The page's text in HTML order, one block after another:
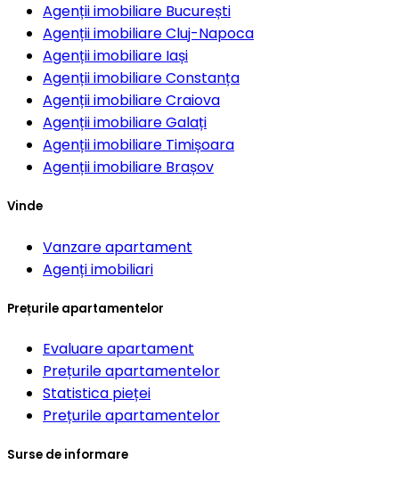
Agenții imobiliare București
Agenții imobiliareCluj-Napoca
Agenții imobiliare Iași
Agenții imobiliareConstanța
Agenții imobiliareCraiova
Agenții imobiliareGalați
Agenții imobiliare Timișoara
Agenții imobiliare Brașov
Vinde
Vanzare apartament
Agenți imobiliari
Prețurile apartamentelor
Evaluare apartament
Prețurile apartamentelor
Statistica pieței
Prețurile apartamentelor
Surse de informare